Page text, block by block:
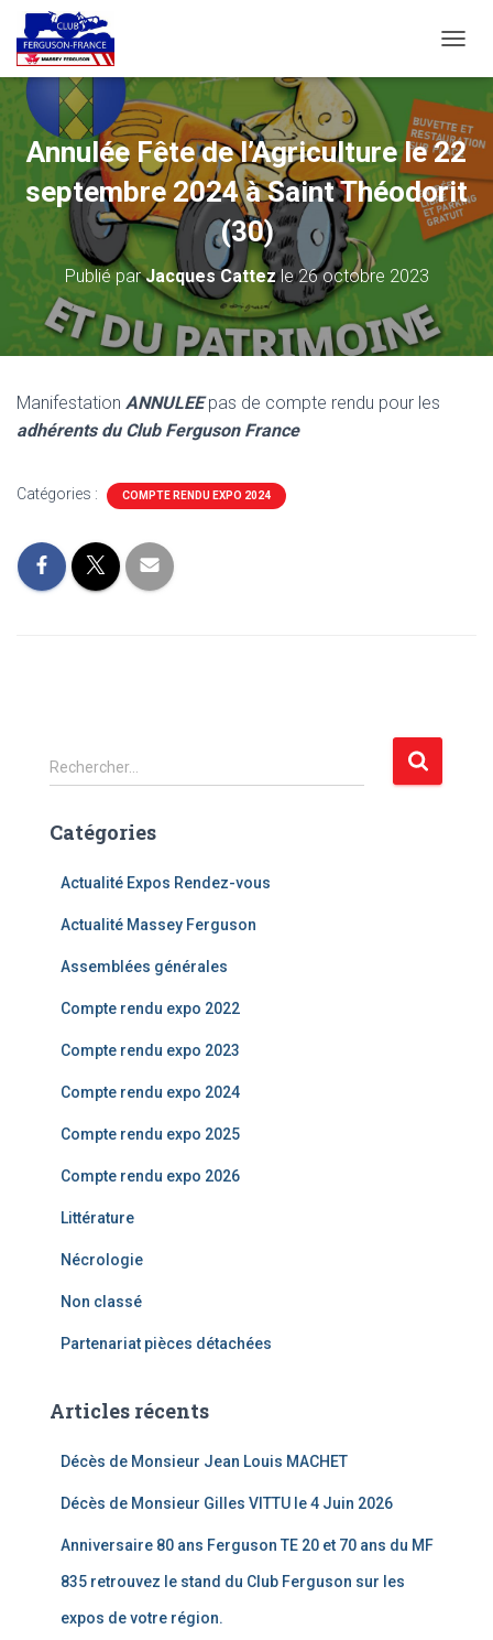
É
I
E
R
L
A
G
A
Annulée Fête de l’Agriculture le 22
septembre 2024 à Saint Théodorit
(30)
Publié parJacques Cattezle26 octobre 2023
Manifestation ANNULEEpas de compte rendu pour les
adhérents du Club Ferguson France
Catégories : COMPTE RENDU EXPO 2024
R
e
h
Rechercher…
Catégories
Actualité Expos Rendez-vous
Actualité Massey Ferguson
Assemblées générales
Compte rendu expo 2022
Compte rendu expo 2023
Compte rendu expo 2024
Compte rendu expo 2025
Compte rendu expo 2026
Littérature
Nécrologie
Non classé
Partenariat pièces détachées
Articles récents
Décès de Monsieur Jean Louis MACHET
Décès de Monsieur Gilles VITTU le 4 Juin 2026
Anniversaire 80 ans Ferguson TE 20 et 70 ans du MF
835 retrouvez le stand du Club Ferguson sur les
expos de votre région.